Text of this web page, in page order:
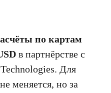
по картам
в партнёрстве с
Для
меняется, но за